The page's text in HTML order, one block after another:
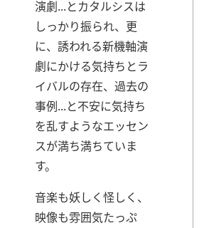
演劇...とカタルシスは
しっかり振られ、更
に、誘われる新機軸演
劇にかける気持ちとラ
イバルの存在、過去の
事例...と不安に気持ち
を乱すようなエッセン
スが満ち満ちていま
す。
音楽も妖しく怪しく、
映像も雰囲気たっぷ